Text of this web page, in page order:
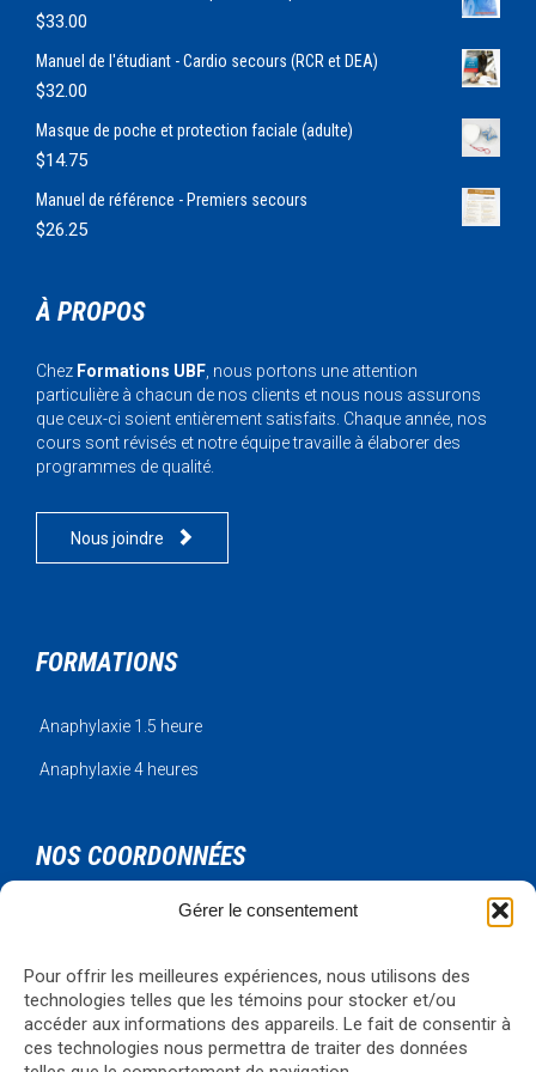
Gérer le consentement
Pour offrir les meilleures expériences, nous utilisons des
technologies telles que les témoins pour stocker et/ou
accéder aux informations des appareils. Le fait de consentir à
ces technologies nous permettra de traiter des données
$33.00
Manuel de l'étudiant - Cardio secours (RCR et DEA)
$32.00
Masque de poche et protection faciale (adulte)
$14.75
Manuel de référence - Premiers secours
$26.25
À PROPOS
Chez Formations UBF , nous portons une attention
particulière à chacun de nos clients et nous nous assurons
que ceux-ci soient entièrement satisfaits. Chaque année, nos
cours sont révisés et notre équipe travaille à élaborer des
programmes de qualité.
Nous joindre 
FORMATIONS
Anaphylaxie 1.5 heure
Anaphylaxie 4 heures
NOS COORDONNÉES
Urgence Bois-Francs Inc.
Téléphone: 819-330-4344
Courriel:formations@ubf.coop
Visualiser la carte →